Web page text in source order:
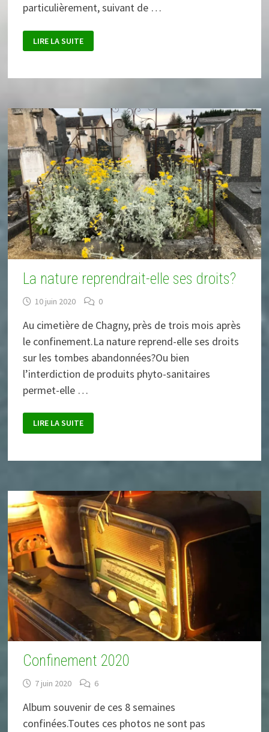
particulièrement, suivant de …
À
LUCE
LIRE LA SUITE
La nature reprendrait-elle ses droits?
10 juin 2020 0
Au cimetière de Chagny, près de trois mois après
le confinement.La nature reprend-elle ses droits
sur les tombes abandonnées?Ou bien
l’interdiction de produits phyto-sanitaires
permet-elle …
LA
NATURE
REPRENDRAIT-
DROITS?
LIRE LA SUITE
Confinement 2020
7 juin 2020 6
Album souvenir de ces 8 semaines
confinées.Toutes ces photos ne sont pas